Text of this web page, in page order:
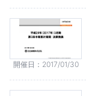
開催日 2017/01/30